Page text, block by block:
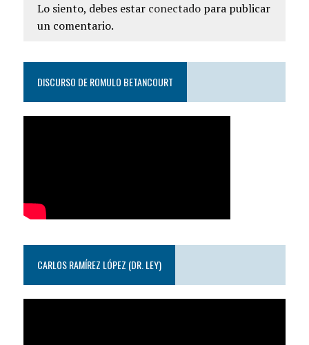
Lo siento, debes estar conectadopara publicar
un comentario.
DISCURSO DE ROMULO BETANCOURT
CARLOS RAMÍREZ LÓPEZ (DR. LEY)